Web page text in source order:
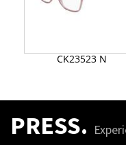
CK23523 N
PRESS.